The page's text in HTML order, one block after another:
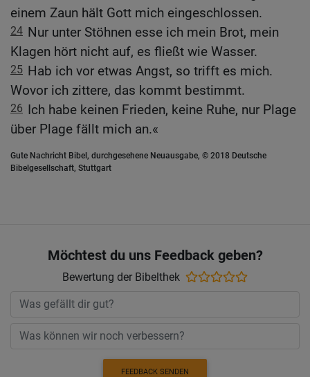
einem Zaun hält Gott mich eingeschlossen.
24 Nur unter Stöhnen esse ich mein Brot, mein
Klagen hört nicht auf, es fließt wie Wasser.
25 Hab ich vor etwas Angst, so trifft es mich.
Wovor ich zittere, das kommt bestimmt.
26 Ich habe keinen Frieden, keine Ruhe, nur Plage
über Plage fällt mich an.«
Gute Nachricht Bibel, durchgesehene Neuausgabe, © 2018 Deutsche
Bibelgesellschaft, Stuttgart
Möchtest du uns Feedback geben?
Bewertung der Bibelthek
FEEDBACK SENDEN